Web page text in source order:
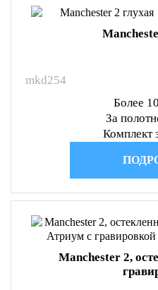
mkd254
Более
За
Комплект
Manchester 2,